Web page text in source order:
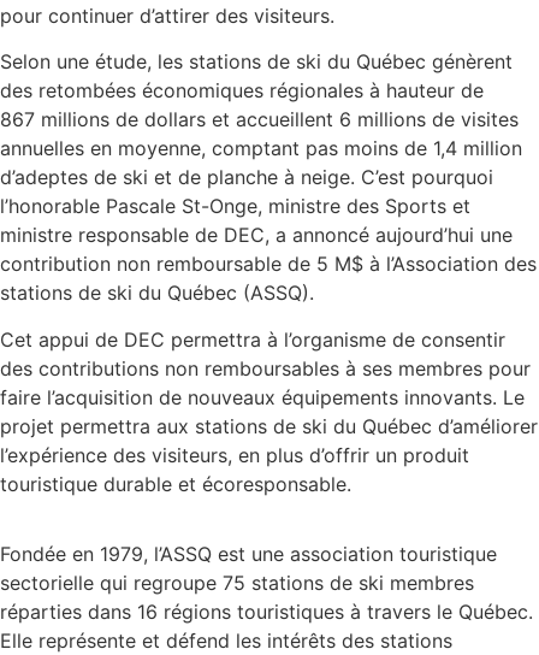
pour continuer d’attirer des visiteurs.
Selon une étude, les stations de ski du Québec génèrent
des retombées économiques régionales à hauteur de
867 millions de dollars et accueillent 6 millions de visites
annuelles en moyenne, comptant pas moins de 1,4 million
d’adeptes de ski et de planche à neige. C’est pourquoi
l’honorable Pascale St-Onge, ministre des Sports et
ministre responsable de DEC, a annoncé aujourd’hui une
contribution non remboursable de 5 M$ à l’Association des
stations de ski du Québec (ASSQ).
Cet appui de DEC permettra à l’organisme de consentir
des contributions non remboursables à ses membres pour
faire l’acquisition de nouveaux équipements innovants. Le
projet permettra aux stations de ski du Québec d’améliorer
l’expérience des visiteurs, en plus d’offrir un produit
touristique durable et écoresponsable.
Fondée en 1979, l’ASSQ est une association touristique
sectorielle qui regroupe 75 stations de ski membres
réparties dans 16 régions touristiques à travers le Québec.
Elle représente et défend les intérêts des stations